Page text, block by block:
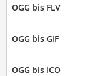
OGG bis FLV
OGG bis GIF
OGG bis ICO